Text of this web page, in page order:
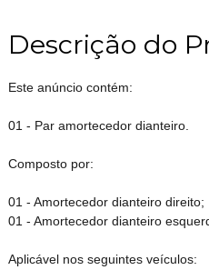
Descrição do
Este anúncio contém:
01 - Par amortecedor dianteiro.
Composto por:
01 - Amortecedor dianteiro direito;
01 - Amortecedor dianteiro
Aplicável nos seguintes veículos: